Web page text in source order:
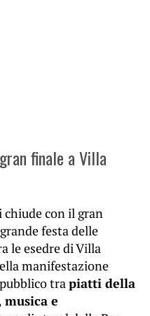
finale a Villa
chiude con il gran
festa delle
le esedre di Villa
manifestazione
tra piatti della
e